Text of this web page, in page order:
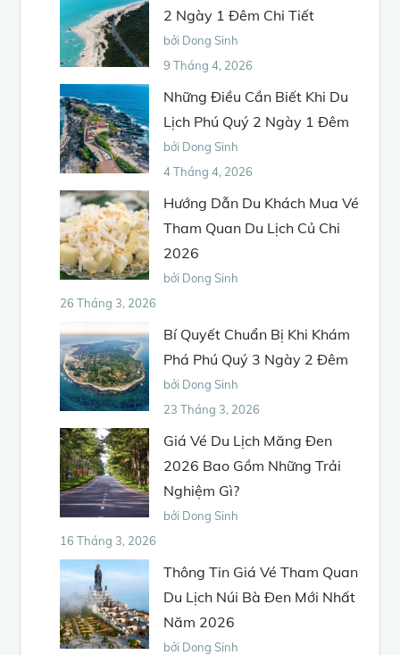
2 Ngày 1 Đêm Chi Tiết
bởi Dong Sinh
9 Tháng 4, 2026
Những Điều Cần Biết Khi Du
Lịch Phú Quý 2 Ngày 1 Đêm
bởi Dong Sinh
4 Tháng 4, 2026
Hướng Dẫn Du Khách Mua Vé
Tham Quan Du Lịch Củ Chi
2026
bởi Dong Sinh
26 Tháng 3, 2026
Bí Quyết Chuẩn Bị Khi Khám
Phá Phú Quý 3 Ngày 2 Đêm
bởi Dong Sinh
23 Tháng 3, 2026
Giá Vé Du Lịch Măng Đen
2026 Bao Gồm Những Trải
Nghiệm Gì?
bởi Dong Sinh
16 Tháng 3, 2026
Thông Tin Giá Vé Tham Quan
Du Lịch Núi Bà Đen Mới Nhất
Năm 2026
bởi Dong Sinh